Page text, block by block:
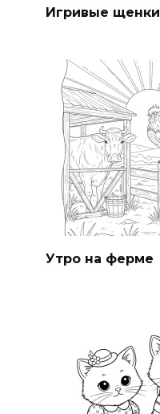
Игривые щенки
Утро на ферме